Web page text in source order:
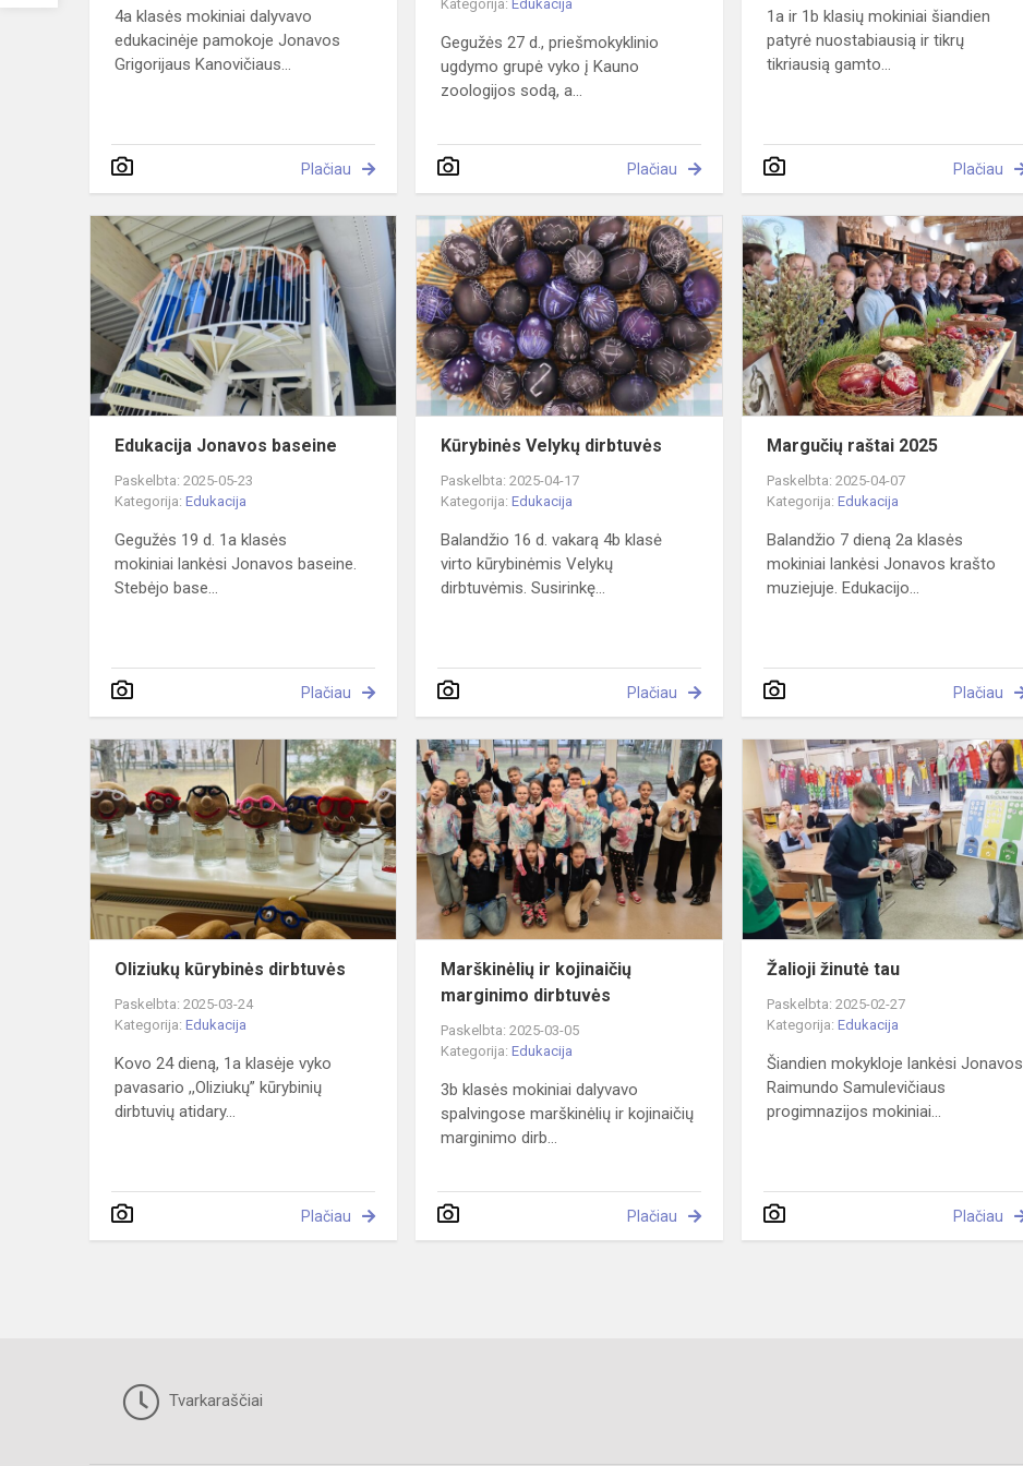
4a klasės mokiniai dalyvavo
edukacinėje pamokoje Jonavos
Grigorijaus Kanovičiaus...
Plačiau
Kategorija:Edukacija
Gegužės 27 d., priešmokyklinio
ugdymo grupė vyko į Kauno
zoologijos sodą, a...
Plačiau
1a ir 1b klasių mokiniai šiandien
patyrė nuostabiausią ir tikrų
tikriausią gamto...
Plačiau
Edukacija
Jonavos
baseine
Edukacija Jonavos baseine
Paskelbta: 2025-05-23
Kategorija: Edukacija
Gegužės 19 d. 1a klasės
mokiniai lankėsi Jonavos baseine.
Stebėjo base...
Plačiau
Kūrybinės
Velykų
dirbtuvės
Kūrybinės Velykų dirbtuvės
Paskelbta: 2025-04-17
Kategorija:Edukacija
Balandžio 16 d. vakarą 4b klasė
virto kūrybinėmis Velykų
dirbtuvėmis. Susirinkę...
Plačiau
Margučių raštai 2025
Paskelbta: 2025-04-07
Kategorija:Edukacija
Balandžio 7 dieną 2a klasės
mokiniai lankėsi Jonavos krašto
muziejuje. Edukacijo...
Plačiau
Oliziukų
kūrybinės
dirbtuvės
Oliziukų kūrybinės dirbtuvės
Paskelbta: 2025-03-24
Kategorija: Edukacija
Kovo 24 dieną, 1a klasėje vyko
pavasario ,,Oliziukų” kūrybinių
dirbtuvių atidary...
Plačiau
Marškinėlių
ir
kojinaičių
marginimo
dirbtuvės
Marškinėlių ir kojinaičių
marginimo dirbtuvės
Paskelbta: 2025-03-05
Kategorija:Edukacija
3b klasės mokiniai dalyvavo
spalvingose marškinėlių ir kojinaičių
marginimo dirb...
Plačiau
Žalioji žinutė tau
Paskelbta: 2025-02-27
Kategorija:Edukacija
Šiandien mokykloje lankėsi Jonavos
Raimundo Samulevičiaus
progimnazijos mokiniai...
Plačiau
Tvarkaraščiai